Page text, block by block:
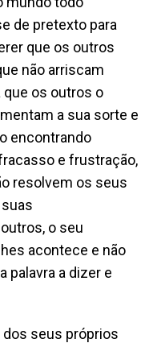
de pretexto para
que os outros
não arriscam
que os outros o
a sua sorte e
encontrando
e frustração,
resolvem os seus
o seu
acontece e não
palavra a dizer e
dos seus próprios